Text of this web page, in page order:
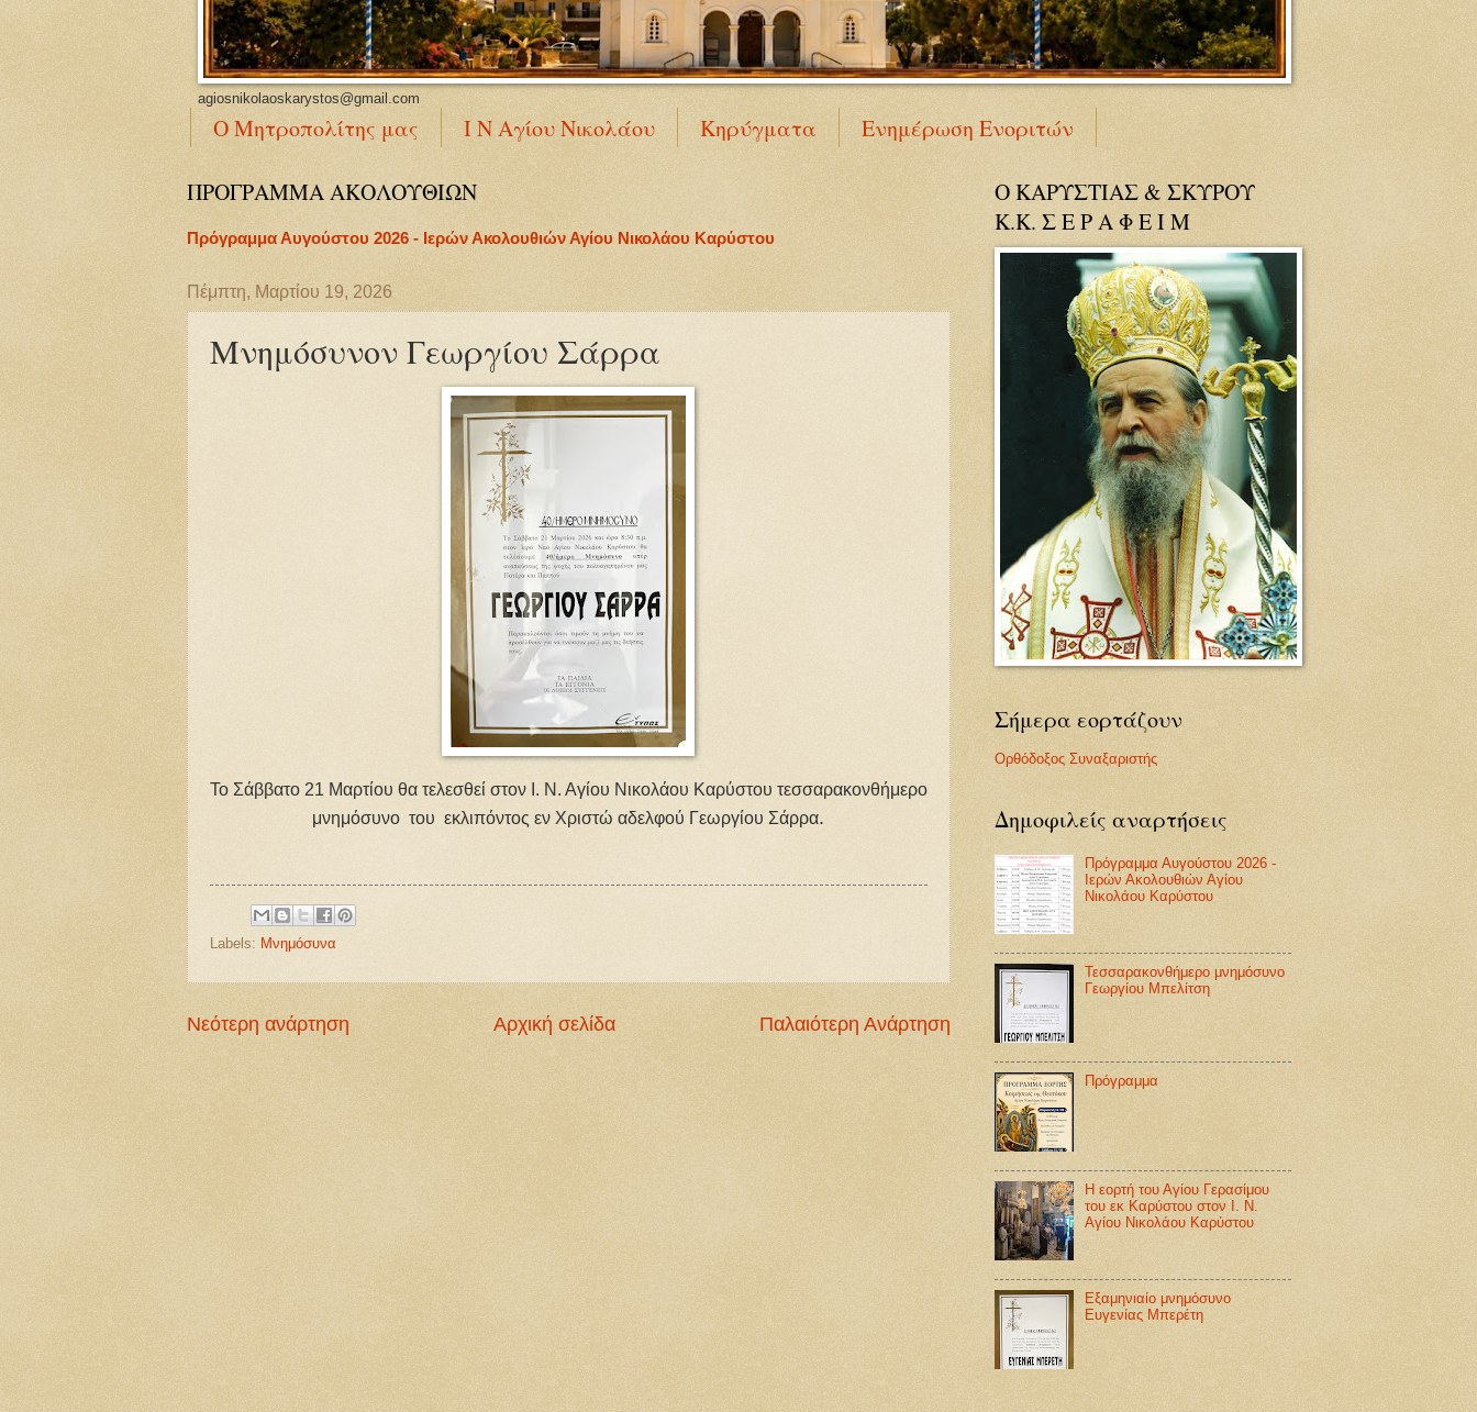
agiosnikolaoskarystos@gmail.com
Ο Μητροπολίτης μας Ι Ν Αγίου Νικολάου Κηρύγματα Ενημέρωση Ενοριτών
ΠΡΟΓΡΑΜΜΑ ΑΚΟΛΟΥΘΙΩΝ
Πρόγραμμα Αυγούστου 2026 - Ιερών Ακολουθιών Αγίου Νικολάου Καρύστου
Πέμπτη, Μαρτίου 19, 2026
Μνημόσυνον Γεωργίου Σάρρα
Το Σάββατο 21 Μαρτίου θα τελεσθεί στον Ι. Ν. Αγίου Νικολάου Καρύστου τεσσαρακονθήμερο
μνημόσυνο του εκλιπόντος εν Χριστώ αδελφού Γεωργίου Σάρρα.
Labels: Μνημόσυνα
Νεότερη ανάρτηση Παλαιότερη Ανάρτηση
Αρχική σελίδα
Ο ΚΑΡΥΣΤΙΑΣ & ΣΚΥΡΟΥ
Κ.Κ. Σ Ε Ρ Α Φ Ε Ι Μ
Σήμερα εορτάζουν
Ορθόδοξος Συναξαριστής
Δημοφιλείς αναρτήσεις
Πρόγραμμα Αυγούστου 2026 -
Ιερών Ακολουθιών Αγίου
Νικολάου Καρύστου
Τεσσαρακονθήμερο μνημόσυνο
Γεωργίου Μπελίτση
Πρόγραμμα
Η εορτή του Αγίου Γερασίμου
του εκ Καρύστου στον Ι. Ν.
Αγίου Νικολάου Καρύστου
Εξαμηνιαίο μνημόσυνο
Ευγενίας Μπερέτη